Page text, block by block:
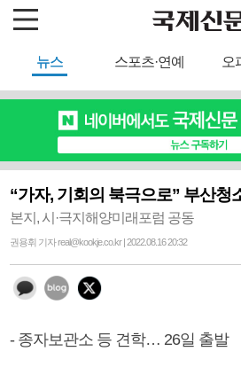
뉴스 스포츠·연예 오
“가자, 기회의 북극으로” 부산청
본지, 시·극지해양미래포럼 공동
권용휘 기자 real@kookje.co.kr | 2022.08.16 20:32
- 종자보관소 등 견학… 26일 출발